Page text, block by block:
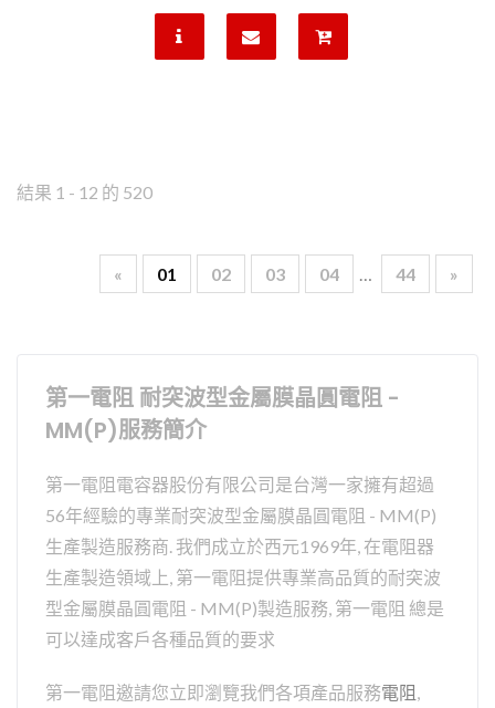
結果 1 - 12 的 520
« 01 02 03 04 … 44 »
第一電阻 耐突波型金屬膜晶圓電阻 -
MM(P)服務簡介
第一電阻電容器股份有限公司是台灣一家擁有超過
56年經驗的專業耐突波型金屬膜晶圓電阻 - MM(P)
生產製造服務商. 我們成立於西元1969年, 在電阻器
生產製造領域上, 第一電阻提供專業高品質的耐突波
型金屬膜晶圓電阻 - MM(P)製造服務, 第一電阻 總是
可以達成客戶各種品質的要求
第一電阻邀請您立即瀏覽我們各項產品服務電阻 ,